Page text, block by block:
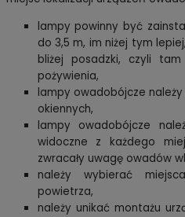
lampy powinny być
do 3,5 m, im niżej tym
bliżej posadzki, czyli tam
pożywienia,
lampy owadobójcze
okiennych,
lampy owadobójcze
widoczne z każdego
zwracały uwagę owadów
należy wybierać
powietrza,
należy unikać montażu